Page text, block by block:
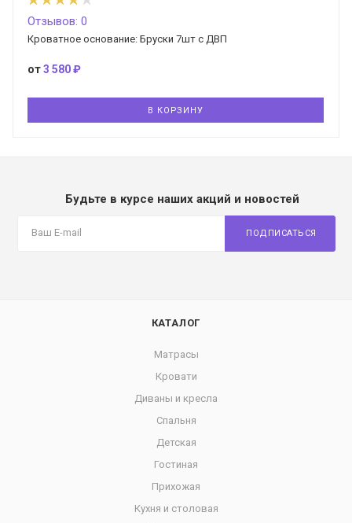
Отзывов: 0
Кроватное основание: Бруски 7шт с ДВП
от3 580 ₽
В КОРЗИНУ
Будьте в курсе наших акций и новостей
ПОДПИСАТЬСЯ
КАТАЛОГ
Матрасы
Кровати
Диваны и кресла
Спальня
Детская
Гостиная
Прихожая
Кухня и столовая